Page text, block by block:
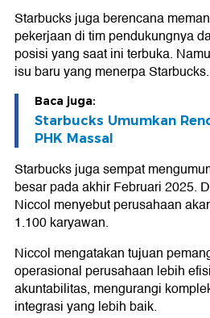
Starbucks juga berencana
pekerjaan di tim pendukungnya
posisi yang saat ini terbuka.
isu baru yang menerpa Starbucks.
Baca juga:
Starbucks Umumkan
PHK Massal
Starbucks juga sempat
besar pada akhir Februari 2025.
Niccol menyebut perusahaan
1.100 karyawan.
Niccol mengatakan tujuan
operasional perusahaan lebih
akuntabilitas, mengurangi
integrasi yang lebih baik.